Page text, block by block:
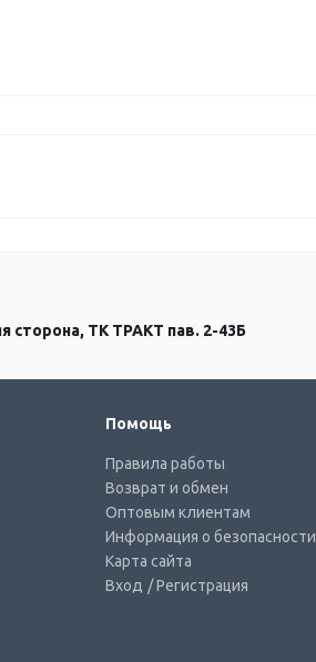
сторона, ТК ТРАКТ пав. 2-43Б
Помощь
Правила работы
Возврат и обмен
Оптовым клиентам
Информация о безопасности
Карта сайта
Вход / Регистрация